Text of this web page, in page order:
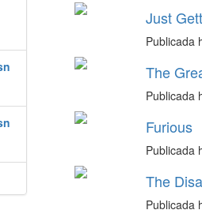
Just
Publicada
The
Publicada
Furious
Publicada
The
Publicada